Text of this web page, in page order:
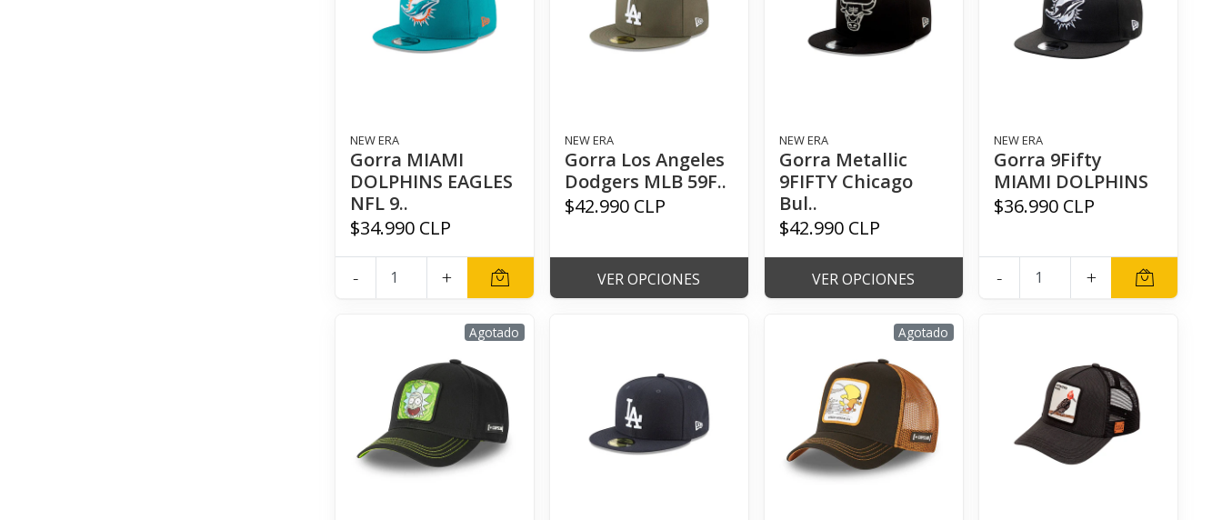
NEW ERA
Gorra MIAMI
DOLPHINS EAGLES
NFL 9..
$34.990 CLP
- +
NEW ERA
Gorra Los Angeles
Dodgers MLB 59F..
$42.990 CLP
VER OPCIONES
NEW ERA
Gorra Metallic
9FIFTY Chicago
Bul..
$42.990 CLP
VER OPCIONES
NEW ERA
Gorra 9Fifty
MIAMI DOLPHINS
$36.990 CLP
- +
Agotado Agotado